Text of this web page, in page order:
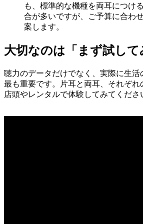
も、標準的な機種を両耳につけ
合が多いですが、ご予算に合わ
案します。
大切なのは「まず試して
聴力のデータだけでなく、実際に生
最も重要です。片耳と両耳、それぞれ
店頭やレンタルで体験してみてくださ